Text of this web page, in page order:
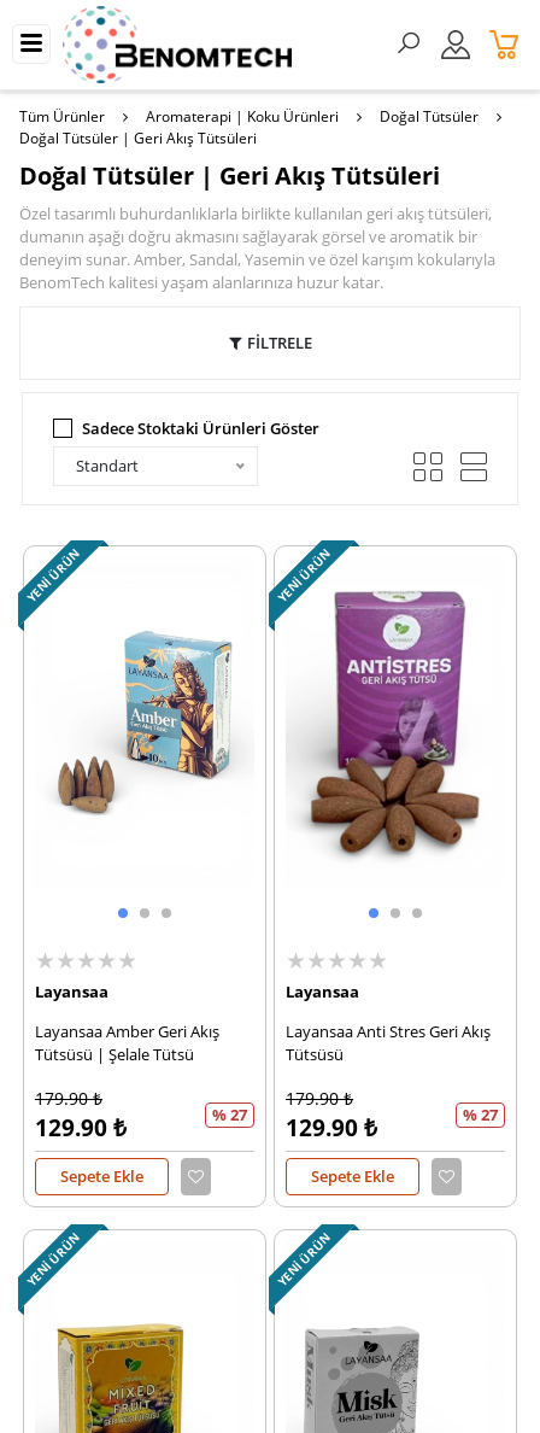
Tüm Ürünler Aromaterapi | Koku Ürünleri
Doğal Tütsüler
Doğal Tütsüler | Geri Akış Tütsüleri
Doğal Tütsüler | Geri Akış Tütsüleri
Özel tasarımlı buhurdanlıklarla birlikte kullanılan geri akış tütsüleri,
dumanın aşağı doğru akmasını sağlayarak görsel ve aromatik bir
deneyim sunar. Amber, Sandal, Yasemin ve özel karışım kokularıyla
BenomTech kalitesi yaşam alanlarınıza huzur katar.
FİLTRELE
Sadece Stoktaki Ürünleri Göster
Standart
YENI ÜRÜN
★★★★★
Layansaa
Layansaa Amber Geri Akış
Tütsüsü | Şelale Tütsü
179.90₺
129.90₺ % 27
Sepete Ekle
YENI ÜRÜN
★★★★★
Layansaa
Layansaa Anti Stres Geri Akış
Tütsüsü
179.90₺
129.90₺ % 27
Sepete Ekle
YENI ÜRÜN YENI ÜRÜN